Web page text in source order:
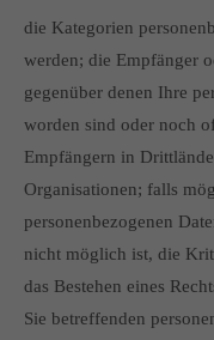
die Kategorien
werden; die Empfänger
gegenüber denen Ihre
worden sind oder noch
Empfängern in
Organisationen; falls
personenbezogenen
nicht möglich ist, die
das Bestehen eines
Sie betreffenden